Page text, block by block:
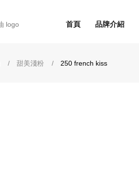
首頁 品牌介紹
甜美淺粉 250 french kiss